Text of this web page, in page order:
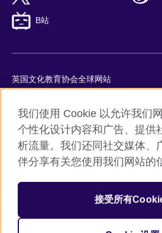
B站
英国文化教育协会全球网站
Cookie
网站地图
ICP number: 京ICP备10044692号-8
京公网安备11010502045859号
我们使用 Cookie 以允许我们
个性化设计内容和广告、提供
析流量。我们还同社交媒体、
伴分享有关您使用我们网站的
接受所有